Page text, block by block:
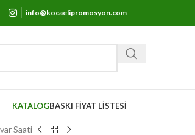
info@kocaelipromosyon.com
KATALOGBASKI FİYAT LİSTESİ
Saati